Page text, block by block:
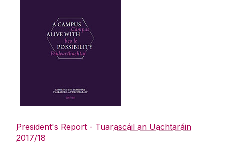
President's Report - Tuarascáil an Uachtaráin
2017/18